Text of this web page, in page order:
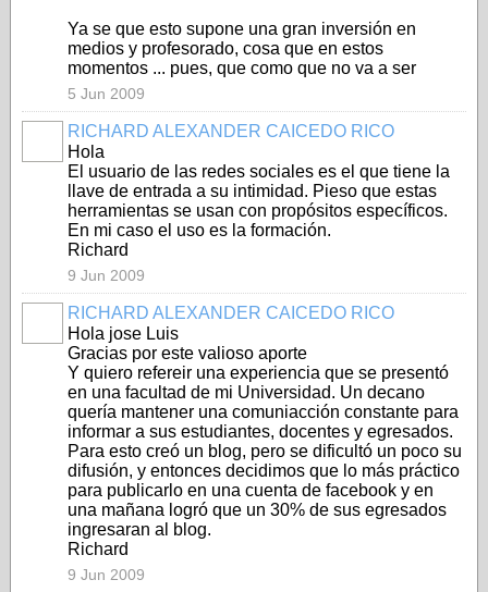
Ya se que esto supone una gran inversión en
medios y profesorado, cosa que en estos
momentos ... pues, que como que no va a ser
5 Jun 2009
RICHARD ALEXANDER CAICEDO RICO
Hola
El usuario de las redes sociales es el que tiene la
llave de entrada a su intimidad. Pieso que estas
herramientas se usan con propósitos específicos.
En mi caso el uso es la formación.
Richard
9 Jun 2009
RICHARD ALEXANDER CAICEDO RICO
Hola jose Luis
Gracias por este valioso aporte
Y quiero refereir una experiencia que se presentó
en una facultad de mi Universidad. Un decano
quería mantener una comuniacción constante para
informar a sus estudiantes, docentes y egresados.
Para esto creó un blog, pero se dificultó un poco su
difusión, y entonces decidimos que lo más práctico
para publicarlo en una cuenta de facebook y en
una mañana logró que un 30% de sus egresados
ingresaran al blog.
Richard
9 Jun 2009